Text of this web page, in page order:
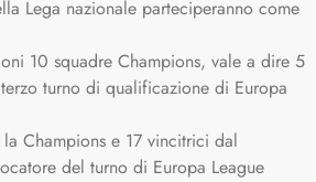
Lega nazionale parteciperanno come
10 squadre Champions, vale a dire 5
turno di qualificazione di Europa
Champions e 17 vincitrici dal
del turno di Europa League